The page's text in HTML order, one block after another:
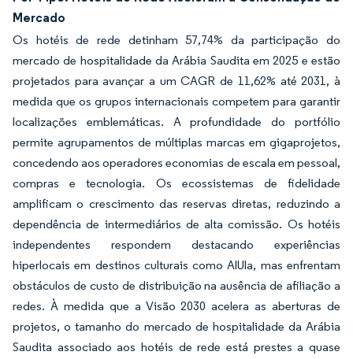
Mercado
Os hotéis de rede detinham 57,74% da participação do
mercado de hospitalidade da Arábia Saudita em 2025 e estão
projetados para avançar a um CAGR de 11,62% até 2031, à
medida que os grupos internacionais competem para garantir
localizações emblemáticas. A profundidade do portfólio
permite agrupamentos de múltiplas marcas em gigaprojetos,
concedendo aos operadores economias de escala em pessoal,
compras e tecnologia. Os ecossistemas de fidelidade
amplificam o crescimento das reservas diretas, reduzindo a
dependência de intermediários de alta comissão. Os hotéis
independentes respondem destacando experiências
hiperlocais em destinos culturais como AlUla, mas enfrentam
obstáculos de custo de distribuição na ausência de afiliação a
redes. À medida que a Visão 2030 acelera as aberturas de
projetos, o tamanho do mercado de hospitalidade da Arábia
Saudita associado aos hotéis de rede está prestes a quase